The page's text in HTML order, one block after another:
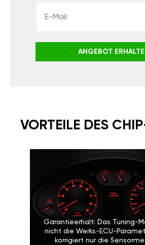
ANGEBOT
VORTEILE DES
Garantieerhalt: Das Tuning-
nicht die Werks-ECU-
korrigiert nur die